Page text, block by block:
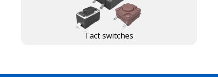
Tact switches